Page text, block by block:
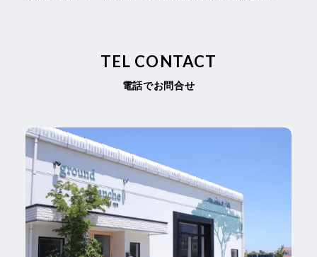
TEL CONTACT
電話でお問合せ